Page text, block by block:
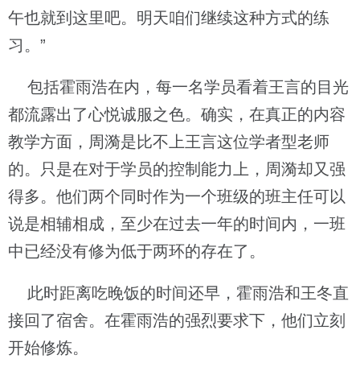
午也就到这里吧。明天咱们继续这种方式的练
习。”
包括霍雨浩在内，每一名学员看着王言的目光
都流露出了心悦诚服之色。确实，在真正的内容
教学方面，周漪是比不上王言这位学者型老师
的。只是在对于学员的控制能力上，周漪却又强
得多。他们两个同时作为一个班级的班主任可以
说是相辅相成，至少在过去一年的时间内，一班
中已经没有修为低于两环的存在了。
此时距离吃晚饭的时间还早，霍雨浩和王冬直
接回了宿舍。在霍雨浩的强烈要求下，他们立刻
开始修炼。